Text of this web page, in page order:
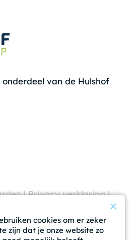
van de Hulshof
|Privacy verklaring|
cookies om er zeker
zijn dat je onze website zo